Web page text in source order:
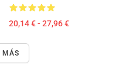
20,14 € - 27,96 €
MÁS